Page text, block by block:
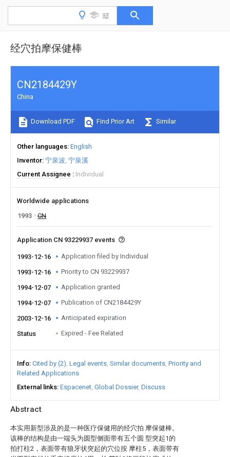
经穴拍摩保健棒
Abstract
本实用新型涉及的是一种医疗保健用的经穴拍 摩保健棒。
该棒的结构是由一端头为圆型侧面带有五个圆 型突起1的
拍打柱2，表面带有狼牙状突起的穴位按 摩柱5，表面带有
CN2184429Y
China
Download PDF Find Prior Art Similar
Other languages English
Inventor 宁泉波 宁泉溪
Current Assignee
Individual
Worldwide applications
1993
CN
Application CN 93229937 events
1993-12-16 Application filed by Individual
1993-12-16 Priority to CN 93229937
1994-12-07 Application granted
1994-12-07 Publication of CN2184429Y
2003-12-16 Anticipated expiration
Status Expired - Fee Related
Info Cited by (2) Legal events Similar documents Priority and
Related Applications
External links Espacenet Global Dossier Discuss